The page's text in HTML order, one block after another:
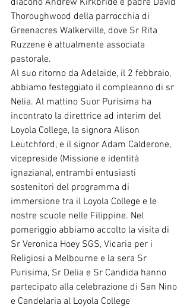
Thoroughwood della parrocchia di
Greenacres Walkerville, dove Sr Rita
Ruzzene è attualmente associata
pastorale.
Al suo ritorno da Adelaide, il 2 febbraio,
abbiamo festeggiato il compleanno di sr
Nelia. Al mattino Suor Purisima ha
incontrato la direttrice ad interim del
Loyola College, la signora Alison
Leutchford, e il signor Adam Calderone,
vicepreside (Missione e identità
ignaziana), entrambi entusiasti
sostenitori del programma di
immersione tra il Loyola College e le
nostre scuole nelle Filippine. Nel
pomeriggio abbiamo accolto la visita di
Sr Veronica Hoey SGS, Vicaria per i
Religiosi a Melbourne e la sera Sr
Purisima, Sr Delia e Sr Candida hanno
partecipato alla celebrazione di San Nino
e Candelaria al Loyola College